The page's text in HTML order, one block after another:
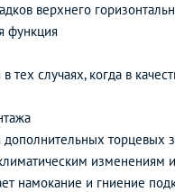
верхнего
функция
тех случаях, когда в
дополнительных торцевых
намокание и гниение